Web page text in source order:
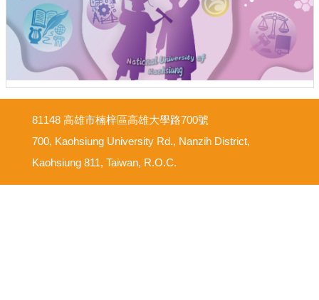
81148 高雄市楠梓區高雄大學路700號
700, Kaohsiung University Rd., Nanzih District,
Kaohsiung 811, Taiwan, R.O.C.